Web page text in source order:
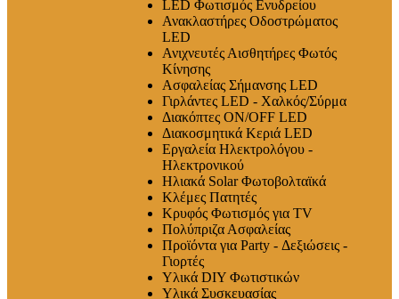
LED Φωτισμός Ενυδρείου
Ανακλαστήρες Οδοστρώματος
LED
Ανιχνευτές Αισθητήρες Φωτός
Κίνησης
Ασφαλείας Σήμανσης LED
Γιρλάντες LED - Χαλκός/Σύρμα
Διακόπτες ON/OFF LED
Διακοσμητικά Κεριά LED
Εργαλεία Ηλεκτρολόγου -
Ηλεκτρονικού
Ηλιακά Solar Φωτοβολταϊκά
Κλέμες Πατητές
Κρυφός Φωτισμός για TV
Πολύπριζα Ασφαλείας
Προϊόντα για Party - Δεξιώσεις -
Γιορτές
Υλικά DIY Φωτιστικών
Υλικά Συσκευασίας